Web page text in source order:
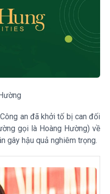
an đã khởi tố bị can đối
gọi là Hoàng Hường) về
gây hậu quả nghiêm trọng.